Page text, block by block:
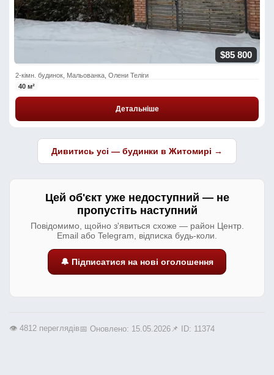
$85 800
2-кімн. будинок, Мальованка, Олени Теліги
40 м²
Детальніше
Дивитись усі — будинки в Житомирі →
Цей об'єкт уже недоступний — не
пропустіть наступний
Повідомимо, щойно з'явиться схоже — район Центр.
Email або Telegram, відписка будь-коли.
🔔 Підписатися на нові оголошення
👁️ 4812 переглядів📅 Оновлено: 15.05.2026📌 ID: 11374